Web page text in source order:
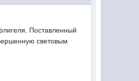
Поставленный
световым